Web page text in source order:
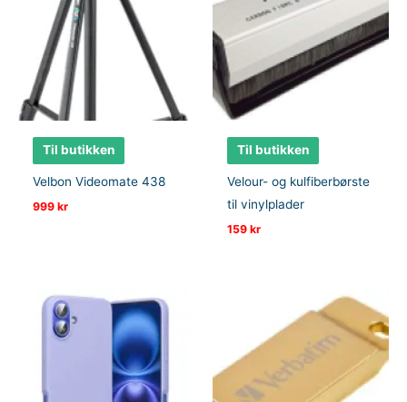
Til butikken
Velbon Videomate 438
999kr
Til butikken
Velour- og kulfiberbørste
til vinylplader
159kr